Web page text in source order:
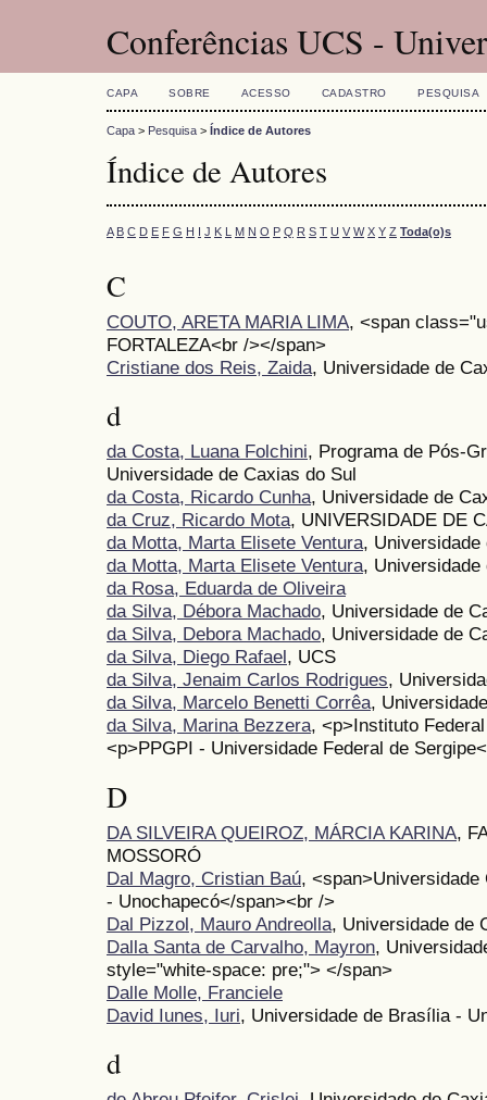
Conferências UCS -
CAPA SOBRE ACESSO CADASTRO PESQUISA
Capa > Pesquisa > Índice de Autores
Índice de Autores
A B C D E F G H I J K L M N O P Q R S T U V W X Y Z Toda(o)s
C
COUTO, ARETA MARIA LIMA, <span
FORTALEZA<br /></span>
Cristiane dos Reis, Zaida, Universidade de
d
da Costa, Luana Folchini, Programa de Pós-
Universidade de Caxias do Sul
da Costa, Ricardo Cunha, Universidade de
da Cruz, Ricardo Mota, UNIVERSIDADE DE
da Motta, Marta Elisete Ventura, Universidade
da Motta, Marta Elisete Ventura, Universidade
da Rosa, Eduarda de Oliveira
da Silva, Débora Machado, Universidade de
da Silva, Debora Machado, Universidade de
da Silva, Diego Rafael, UCS
da Silva, Jenaim Carlos Rodrigues,
da Silva, Marcelo Benetti Corrêa,
da Silva, Marina Bezzera, <p>Instituto
<p>PPGPI - Universidade Federal de
D
DA SILVEIRA QUEIROZ, MÁRCIA KARINA,
MOSSORÓ
Dal Magro, Cristian Baú, <span>Universidade
- Unochapecó</span><br />
Dal Pizzol, Mauro Andreolla, Universidade de
Dalla Santa de Carvalho, Mayron,
style="white-space: pre;"> </span>
Dalle Molle, Franciele
David Iunes, Iuri, Universidade de Brasília -
d